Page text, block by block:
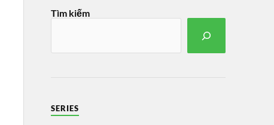
Tìm kiếm
SERIES